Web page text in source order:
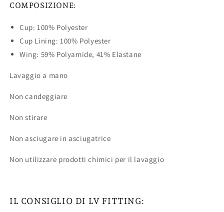
COMPOSIZIONE:
Cup: 100% Polyester
Cup Lining: 100% Polyester
Wing: 59% Polyamide, 41% Elastane
Lavaggio a mano
Non candeggiare
Non stirare
Non asciugare in asciugatrice
Non utilizzare prodotti chimici per il lavaggio
IL CONSIGLIO DI LV FITTING: